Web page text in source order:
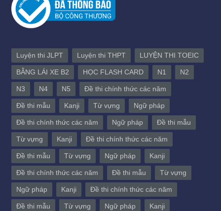
Luyện thi JLPT Luyện thi THPT LUYỆN THI TOEIC
BẰNG LÁI XE B2 HỌC FLASH CARD N1 N2
N3 N4 N5 Đề thi chính thức các năm
Đề thi mẫu Kanji Từ vựng Ngữ pháp
Đề thi chính thức các năm Ngữ pháp Đề thi mẫu
Từ vựng Kanji Đề thi chính thức các năm
Đề thi mẫu Từ vựng Ngữ pháp Kanji
Đề thi chính thức các năm Đề thi mẫu Từ vựng
Ngữ pháp Kanji Đề thi chính thức các năm
Đề thi mẫu Từ vựng Ngữ pháp Kanji